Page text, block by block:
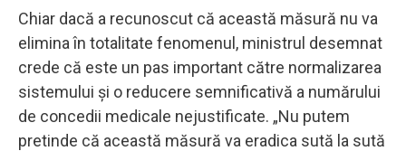
Chiar dacă a recunoscut că această măsură nu va
elimina în totalitate fenomenul, ministrul desemnat
crede că este un pas important către normalizarea
sistemului și o reducere semnificativă a numărului
de concedii medicale nejustificate. „Nu putem
pretinde că această măsură va eradica sută la sută